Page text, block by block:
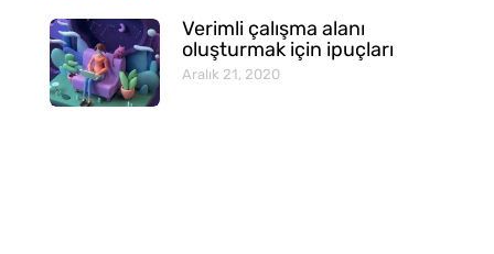
Verimli çalışma alanı
oluşturmak için ipuçları
Aralık 21, 2020